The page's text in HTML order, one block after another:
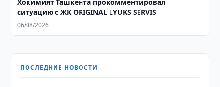
Хокимият Ташкента прокомментировал
ситуацию с ЖК ORIGINAL LYUKS SERVIS
06/08/2026
ПОСЛЕДНИЕ НОВОСТИ